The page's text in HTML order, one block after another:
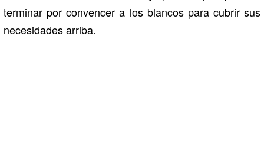
terminar por convencer a los blancos para cubrir sus
necesidades arriba.